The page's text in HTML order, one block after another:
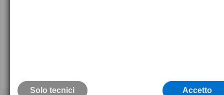
Solo tecnici Accetto